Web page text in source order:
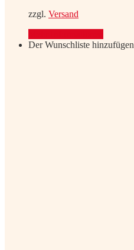
zzgl. Versand
Der Wunschliste hinzufügen